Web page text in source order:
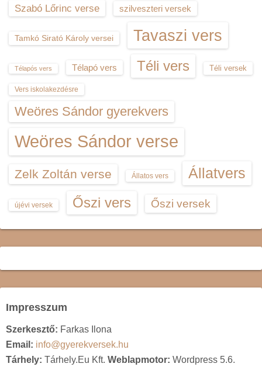
Szabó Lőrinc verse szilveszteri versek
Tamkó Sirató Károly versei Tavaszi vers
Télapós vers Télapó vers Téli vers Téli versek
Vers iskolakezdésre
Weöres Sándor gyerekvers
Weöres Sándor verse
Zelk Zoltán verse Állatos vers Állatvers
újévi versek Őszi vers Őszi versek
Impresszum
Szerkesztő: Farkas Ilona
Email: info@gyerekversek.hu
Tárhely: Tárhely.Eu Kft. Weblapmotor: Wordpress 5.6.